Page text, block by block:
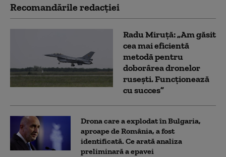
Recomandările redacţiei
Radu Miruță: „Am găsit
cea mai eficientă
metodă pentru
doborârea dronelor
rusești. Funcționează
cu succes”
Drona care a explodat în Bulgaria,
aproape de România, a fost
identificată. Ce arată analiza
preliminară a epavei